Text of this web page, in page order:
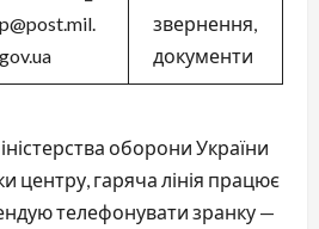
p@post.mil.
gov.ua
звернення,
документи
оборони України
центру, гаряча лінія працює
телефонувати зранку —